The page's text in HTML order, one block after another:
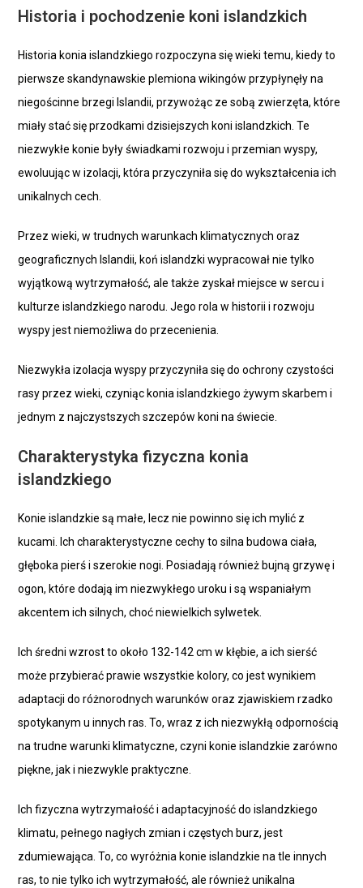
Historia i pochodzenie koni islandzkich
Historia konia islandzkiego rozpoczyna się wieki temu, kiedy to
pierwsze skandynawskie plemiona wikingów przypłynęły na
niegościnne brzegi Islandii, przywożąc ze sobą zwierzęta, które
miały stać się przodkami dzisiejszych koni islandzkich. Te
niezwykłe konie były świadkami rozwoju i przemian wyspy,
ewoluując w izolacji, która przyczyniła się do wykształcenia ich
unikalnych cech.
Przez wieki, w trudnych warunkach klimatycznych oraz
geograficznych Islandii, koń islandzki wypracował nie tylko
wyjątkową wytrzymałość, ale także zyskał miejsce w sercu i
kulturze islandzkiego narodu. Jego rola w historii i rozwoju
wyspy jest niemożliwa do przecenienia.
Niezwykła izolacja wyspy przyczyniła się do ochrony czystości
rasy przez wieki, czyniąc konia islandzkiego żywym skarbem i
jednym z najczystszych szczepów koni na świecie.
Charakterystyka fizyczna konia
islandzkiego
Konie islandzkie są małe, lecz nie powinno się ich mylić z
kucami. Ich charakterystyczne cechy to silna budowa ciała,
głęboka pierś i szerokie nogi. Posiadają również bujną grzywę i
ogon, które dodają im niezwykłego uroku i są wspaniałym
akcentem ich silnych, choć niewielkich sylwetek.
Ich średni wzrost to około 132-142 cm w kłębie, a ich sierść
może przybierać prawie wszystkie kolory, co jest wynikiem
adaptacji do różnorodnych warunków oraz zjawiskiem rzadko
spotykanym u innych ras. To, wraz z ich niezwykłą odpornością
na trudne warunki klimatyczne, czyni konie islandzkie zarówno
piękne, jak i niezwykle praktyczne.
Ich fizyczna wytrzymałość i adaptacyjność do islandzkiego
klimatu, pełnego nagłych zmian i częstych burz, jest
zdumiewająca. To, co wyróżnia konie islandzkie na tle innych
ras, to nie tylko ich wytrzymałość, ale również unikalna